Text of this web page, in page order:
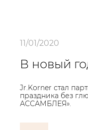
11/01/2020
В новый
Jr.Korner стал
праздника без
АССАМБЛЕЯ».